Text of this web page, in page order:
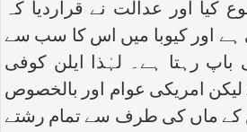
کیا اور عدالت نے قراردیا کہ
ہے اور کیوبا میں اس کا سب سے
باپ رہتا ہے۔ لہٰذا ایلن کوفی
لیکن امریکی عوام اور بالخصوص
کے ماں کی طرف سے تمام رشتے